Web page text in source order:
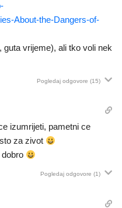
About-the-Dangers-of-
vrijeme), ali tko voli nek
Pogledaj odgovore (15)
izumrijeti, pametni ce
za zivot
Pogledaj odgovore (1)